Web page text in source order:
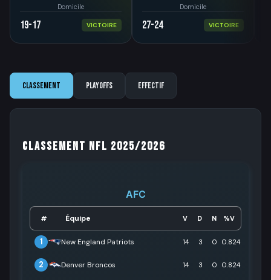
Domicile
19-17 VICTOIRE
Domicile
27-24 VICTOIRE
Classement Playoffs Effectif
Classement NFL 2025/2026
AFC
# Équipe V D N %V
1 New England Patriots 14 3 0 0.824
2 Denver Broncos 14 3 0 0.824